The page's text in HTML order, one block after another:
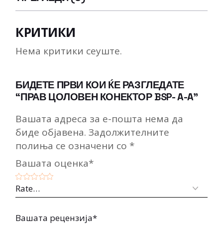
КРИТИКИ
Нема критики сеуште.
БИДЕТЕ ПРВИ КОИ ЌЕ РАЗГЛЕДАТЕ
“ПРАВ ЦОЛОВЕН КОНЕКТОР BSP- A-A”
Вашата адреса за е-пошта нема да
биде објавена. Задолжителните
полиња се означени со *
Вашата оценка*